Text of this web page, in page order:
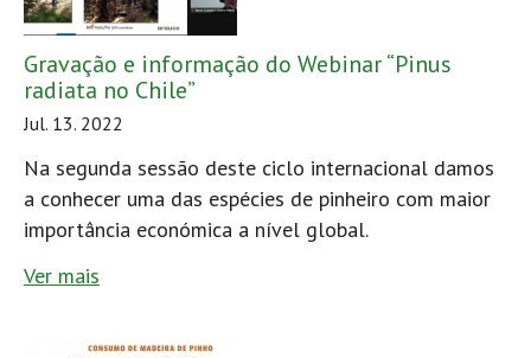
Gravação e informação do Webinar “Pinus
radiata no Chile”
Jul. 13. 2022
Na segunda sessão deste ciclo internacional damos
a conhecer uma das espécies de pinheiro com maior
importância económica a nível global.
Ver mais